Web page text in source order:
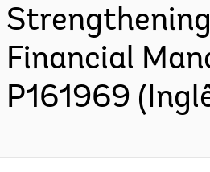
Financial
P161969